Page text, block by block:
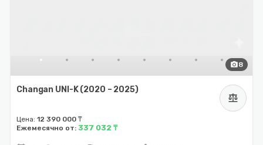
photo_camera8
Changan UNI-K (2020 – 2025)
balance
Цена: 12 390 000 ₸
Ежемесячно от: 337 032 ₸